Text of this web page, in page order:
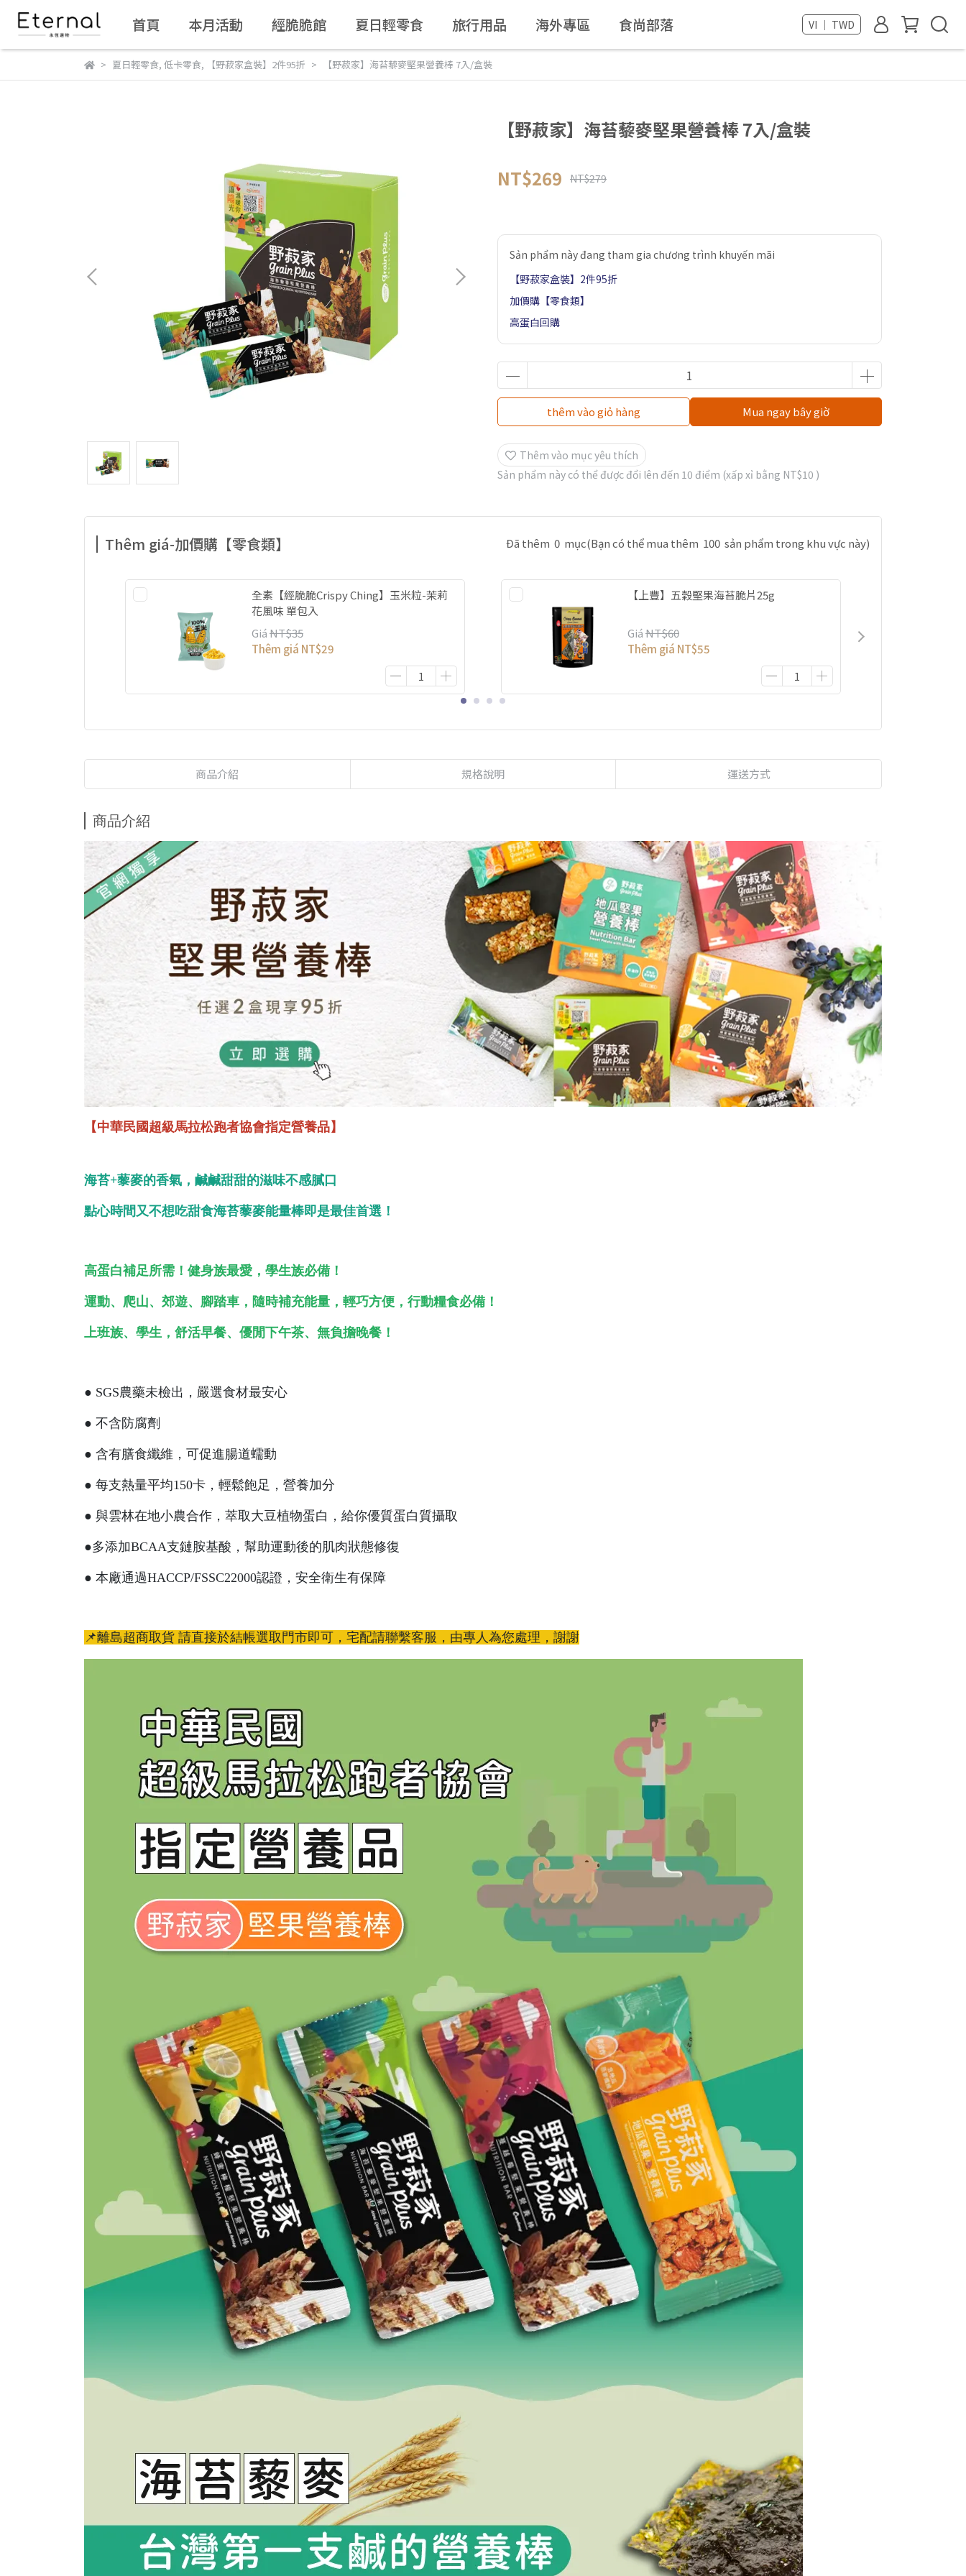
首頁 本月活動 經脆脆館 夏日輕零食 旅行用品 海外專區 食尚部落 VI ｜ TWD
夏日輕零食, 低卡零食, 【野菽家盒裝】2件95折 【野菽家】海苔藜麥堅果營養棒 7入/盒裝
【野菽家】海苔藜麥堅果營養棒 7入/盒裝
NT$269 NT$279
Sản phẩm này đang tham gia chương trình khuyến mãi
【野菽家盒裝】2件95折
加價購【零食類】
高蛋白回購
thêm vào giỏ hàng Mua ngay bây giờ
Thêm vào mục yêu thích
Sản phẩm này có thể được đổi lên đến 10 điểm (xấp xỉ bằng NT$10 )
Thêm giá-加價購【零食類】 Đã thêm 0 mục(Bạn có thể mua thêm 100 sản phẩm trong khu vực này)
全素【經脆脆Crispy Ching】玉米粒-茉莉
花風味 單包入
GiáNT$35
Thêm giá NT$29
【上豐】五穀堅果海苔脆片25g
GiáNT$60
Thêm giá NT$55
商品介紹 規格說明 運送方式
商品介紹
【中華民國超級馬拉松跑者協會指定營養品】
海苔+藜麥的香氣，鹹鹹甜甜的滋味不感膩口
點心時間又不想吃甜食海苔藜麥能量棒即是最佳首選！
高蛋白補足所需！健身族最愛，學生族必備！
運動、爬山、郊遊、腳踏車，隨時補充能量，輕巧方便，行動糧食必備！
上班族、學生，舒活早餐、優閒下午茶、無負擔晚餐！
● SGS農藥未檢出，嚴選食材最安心
● 不含防腐劑
● 含有膳食纖維，可促進腸道蠕動
● 每支熱量平均150卡，輕鬆飽足，營養加分
● 與雲林在地小農合作，萃取大豆植物蛋白，給你優質蛋白質攝取
●多添加BCAA支鏈胺基酸，幫助運動後的肌肉狀態修復
● 本廠通過HACCP/FSSC22000認證，安全衛生有保障
📌離島超商取貨 請直接於結帳選取門市即可，宅配請聯繫客服，由專人為您處理，謝謝